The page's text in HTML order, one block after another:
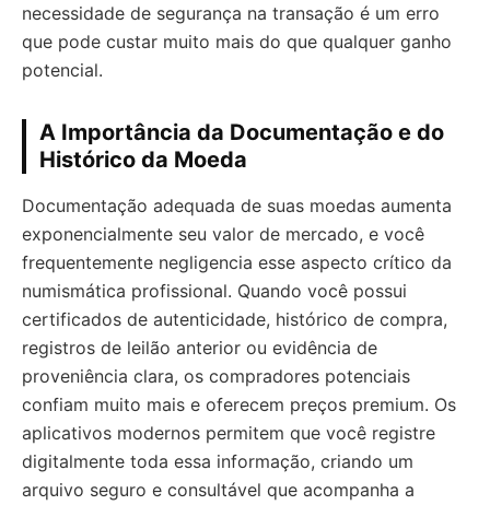
necessidade de segurança na transação é um erro
que pode custar muito mais do que qualquer ganho
potencial.
A Importância da Documentação e do
Histórico da Moeda
Documentação adequada de suas moedas aumenta
exponencialmente seu valor de mercado, e você
frequentemente negligencia esse aspecto crítico da
numismática profissional. Quando você possui
certificados de autenticidade, histórico de compra,
registros de leilão anterior ou evidência de
proveniência clara, os compradores potenciais
confiam muito mais e oferecem preços premium. Os
aplicativos modernos permitem que você registre
digitalmente toda essa informação, criando um
arquivo seguro e consultável que acompanha a